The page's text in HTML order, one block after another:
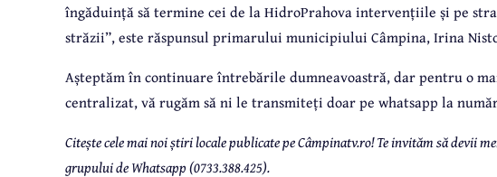
îngăduință să termine cei de la HidroPrahova intervențiile și pe
străzii”, este răspunsul primarului municipiului Câmpina, Irina
Așteptăm în continuare întrebările dumneavoastră, dar pentru o
centralizat, vă rugăm să ni le transmiteți doar pe whatsapp la
Citește cele mai noi știri locale publicate pe Câmpinatv.ro! Te invităm să devii
grupului de Whatsapp (0733.388.425).